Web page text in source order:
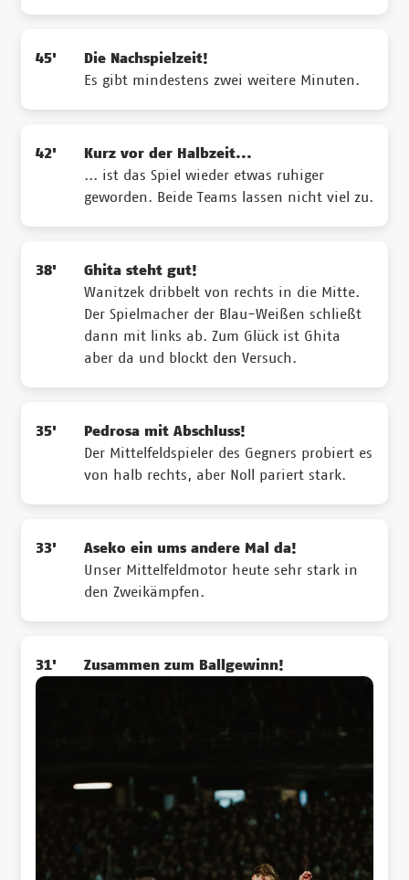
45'
Die Nachspielzeit!
Es gibt mindestens zwei weitere Minuten.
42'
Kurz vor der Halbzeit...
... ist das Spiel wieder etwas ruhiger
geworden. Beide Teams lassen nicht viel zu.
38'
Ghita steht gut!
Wanitzek dribbelt von rechts in die Mitte.
Der Spielmacher der Blau-Weißen schließt
dann mit links ab. Zum Glück ist Ghita
aber da und blockt den Versuch.
35'
Pedrosa mit Abschluss!
Der Mittelfeldspieler des Gegners probiert es
von halb rechts, aber Noll pariert stark.
33'
Aseko ein ums andere Mal da!
Unser Mittelfeldmotor heute sehr stark in
den Zweikämpfen.
31' Zusammen zum Ballgewinn!